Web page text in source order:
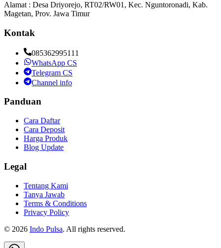
Alamat : Desa Driyorejo, RT02/RW01, Kec. Nguntoronadi, Kab.
Magetan, Prov. Jawa Timur
Kontak
085362995111
WhatsApp CS
Telegram CS
Channel info
Panduan
Cara Daftar
Cara Deposit
Harga Produk
Blog Update
Legal
Tentang Kami
Tanya Jawab
Terms & Conditions
Privacy Policy
© 2026 Indo Pulsa. All rights reserved.